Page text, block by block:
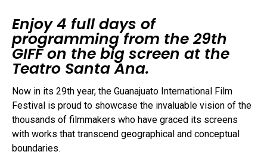
Enjoy 4 full days of
programming from the 29th
GIFF on the big screen at the
Teatro Santa Ana.
Now in its 29th year, the Guanajuato International Film
Festival is proud to showcase the invaluable vision of the
thousands of filmmakers who have graced its screens
with works that transcend geographical and conceptual
boundaries.